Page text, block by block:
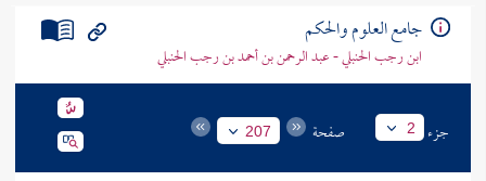
جامع العلوم والحكم
ابن رجب الحنبلي - عبد الرحمن بن أحمد بن رجب الحنبلي
جزء 2 صفحة 207